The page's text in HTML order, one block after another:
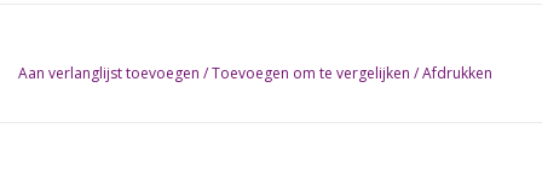
Aan verlanglijst toevoegen /Toevoegen om te vergelijken /Afdrukken